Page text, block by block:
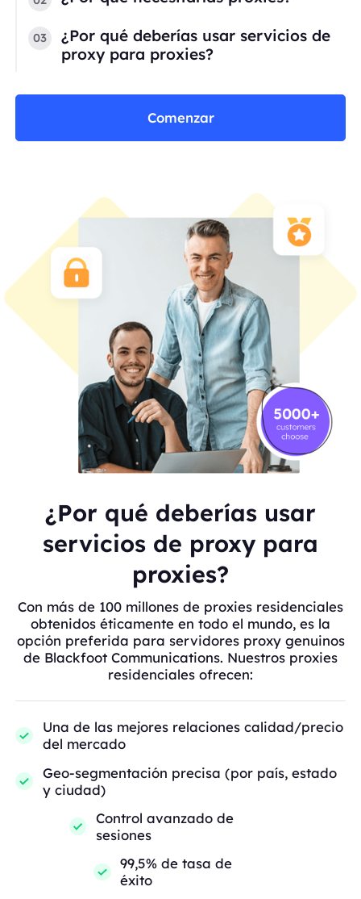
03
¿Por qué deberías usar servicios de
proxy para proxies?
Comenzar
¿Por qué deberías usar
servicios de proxy para
proxies?
Con más de 100 millones de proxies residenciales
obtenidos éticamente en todo el mundo, es la
opción preferida para servidores proxy genuinos
de Blackfoot Communications. Nuestros proxies
residenciales ofrecen:
Una de las mejores relaciones calidad/precio
del mercado
Geo-segmentación precisa (por país, estado
y ciudad)
Control avanzado de
sesiones
99,5% de tasa de
éxito